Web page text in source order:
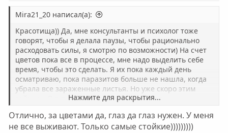
Mira21_20 написал(а):
Красотища)) Да, мне консультанты и психолог тоже
говорят, чтобы я делала паузы, чтобы рационально
расходовать силы, я смотрю по возможности) На счет
цветов пока все в процессе, мне надо выделить себе
время, чтобы это сделать. Я их пока каждый день
осматриваю, пока паразитов больше не нашла, когда
убрала все зараженные листья. Но уже скоро этим
займусь. Я тут орхидею недели две назад
листья, в итоге смотрю она новые наращивает, так что
дай бог через время и зацветет)
Нажмите для раскрытия...
Отлично, за цветами да, глаз да глаз нужен. У меня
не все выживают. Только самые стойкие)))))))))